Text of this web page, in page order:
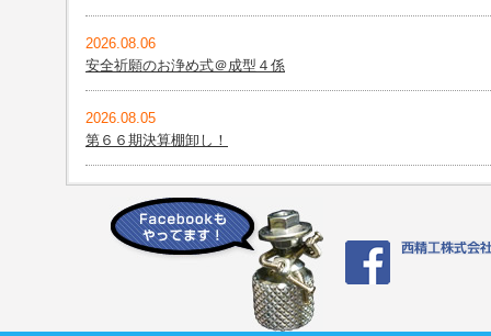
2026.08.06
安全祈願のお浄め式＠成型４係
2026.08.05
第６６期決算棚卸し！